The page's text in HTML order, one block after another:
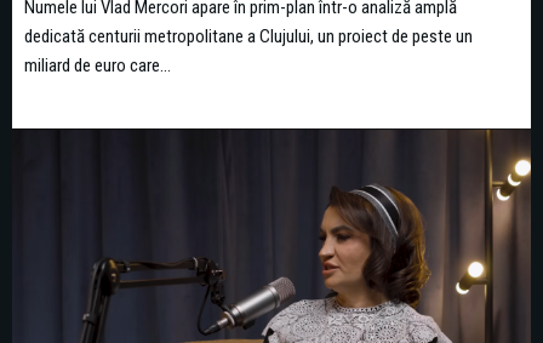
Numele lui Vlad Mercori apare în prim-plan într-o analiză amplă
dedicată centurii metropolitane a Clujului, un proiect de peste un
miliard de euro care...